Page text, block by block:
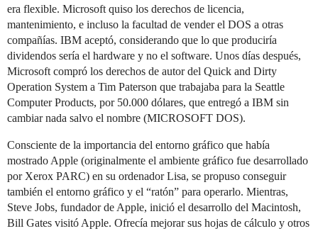
era flexible. Microsoft quiso los derechos de licencia,
mantenimiento, e incluso la facultad de vender el DOS a otras
compañías. IBM aceptó, considerando que lo que produciría
dividendos sería el hardware y no el software. Unos días después,
Microsoft compró los derechos de autor del Quick and Dirty
Operation System a Tim Paterson que trabajaba para la Seattle
Computer Products, por 50.000 dólares, que entregó a IBM sin
cambiar nada salvo el nombre (MICROSOFT DOS).
Consciente de la importancia del entorno gráfico que había
mostrado Apple (originalmente el ambiente gráfico fue desarrollado
por Xerox PARC) en su ordenador Lisa, se propuso conseguir
también el entorno gráfico y el “ratón” para operarlo. Mientras,
Steve Jobs, fundador de Apple, inició el desarrollo del Macintosh,
Bill Gates visitó Apple. Ofrecía mejorar sus hojas de cálculo y otros